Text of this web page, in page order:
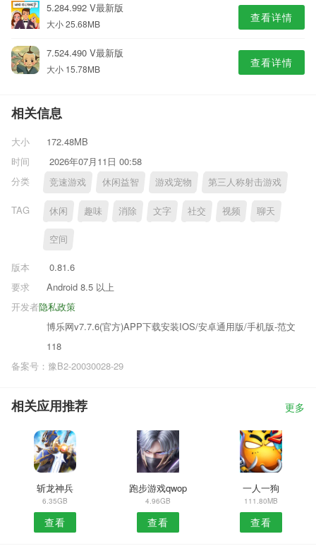
5.284.992 V最新版
大小 25.68MB 查看详情
7.524.490 V最新版
大小 15.78MB 查看详情
相关信息
大小
172.48MB
时间
2026年07月11日 00:58
分类
竞速游戏 休闲益智 游戏宠物 第三人称射击游戏
TAG 休闲 趣味 消除 文字 社交 视频 聊天
空间
版本
0.81.6
要求
Android 8.5 以上
隐私政策
开发者
博乐网v7.7.6(官方)APP下载安装IOS/安卓通用版/手机版-范文
118
备案号：豫B2-20030028-29
相关应用推荐 更多
斩龙神兵
6.35GB
查看
跑步游戏qwop
4.96GB
查看
一人一狗
111.80MB
查看